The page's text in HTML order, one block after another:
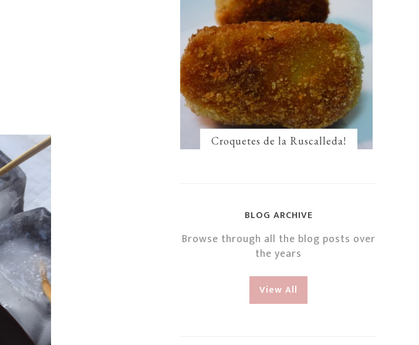
Croquetes de la Ruscalleda!
BLOG ARCHIVE
Browse through all the blog posts over
the years
View All